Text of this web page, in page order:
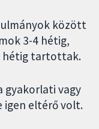
között
3-4 hétig,
hétig tartottak.
gyakorlati vagy
igen eltérő volt.